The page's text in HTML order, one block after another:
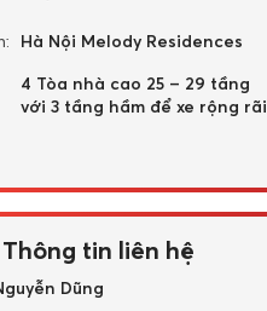
Hà Nội Melody Residences
4 Tòa nhà cao 25 – 29 tầng
với 3 tầng hầm để xe rộng rãi
Thông tin liên hệ
Dũng